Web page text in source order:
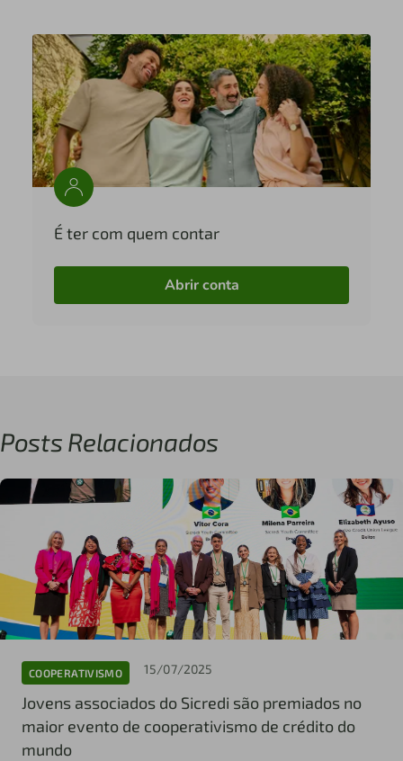
É ter com quem contar
Abrir conta
Posts Relacionados
COOPERATIVISMO 15/07/2025
Jovens associados do Sicredi são premiados no
maior evento de cooperativismo de crédito do
mundo